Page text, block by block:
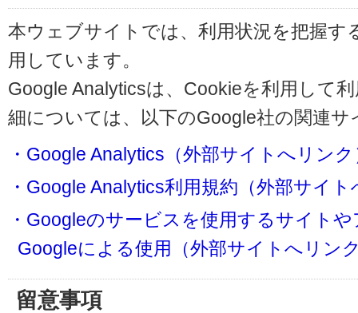
本ウェブサイトでは、利用状況を把握す
用しています。
Google Analyticsは、Cookieを利用して
細については、以下のGoogle社の関連
・Google Analytics（外部サイトへリンク
・Google Analytics利用規約（外部サイ
・Googleのサービスを使用するサイト
Googleによる使用（外部サイトへリン
留意事項